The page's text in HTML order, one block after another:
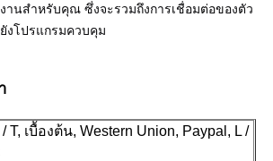
านสําหรับคุณ ซึ่งจะรวมถึงการเชื่อมต่อของตัว
งโปรแกรมควบคุม
/ T, เบื้องต้น, Western Union, Paypal, L /